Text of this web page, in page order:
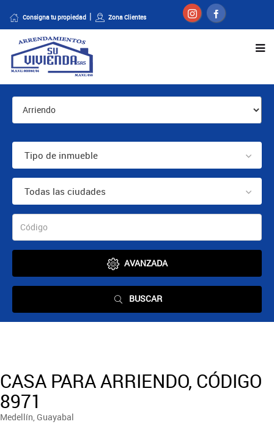
Consigna tu propiedad Zona Clientes
Tipo de inmueble
Todas las ciudades
AVANZADA
BUSCAR
CASA PARA ARRIENDO, CÓDIGO
8971
Medellín, Guayabal